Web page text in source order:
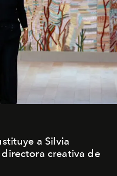
a Silvia
creativa de